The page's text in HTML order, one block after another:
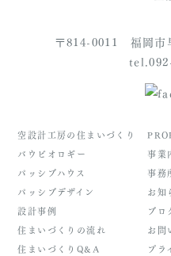
〒814-0011 福岡市
空設計工房の住まいづくり
バウビオロギー
パッシブハウス
パッシブデザイン
設計事例
住まいづくりの流れ
住まいづくりQ&A
事業
事務
お知
ブロ
お問
プラ